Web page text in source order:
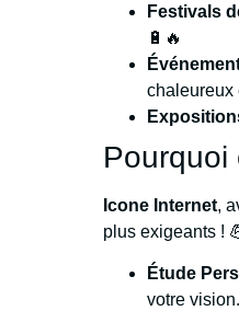
Festivals
🔋🔥
Icone Internet,
plus exigeants !
Étude
votre